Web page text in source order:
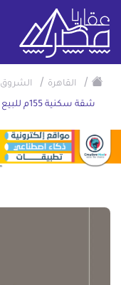
/ القاهرة / الشروق
شقة سكنية 155م للبيع كاش بالشروق القاهرة